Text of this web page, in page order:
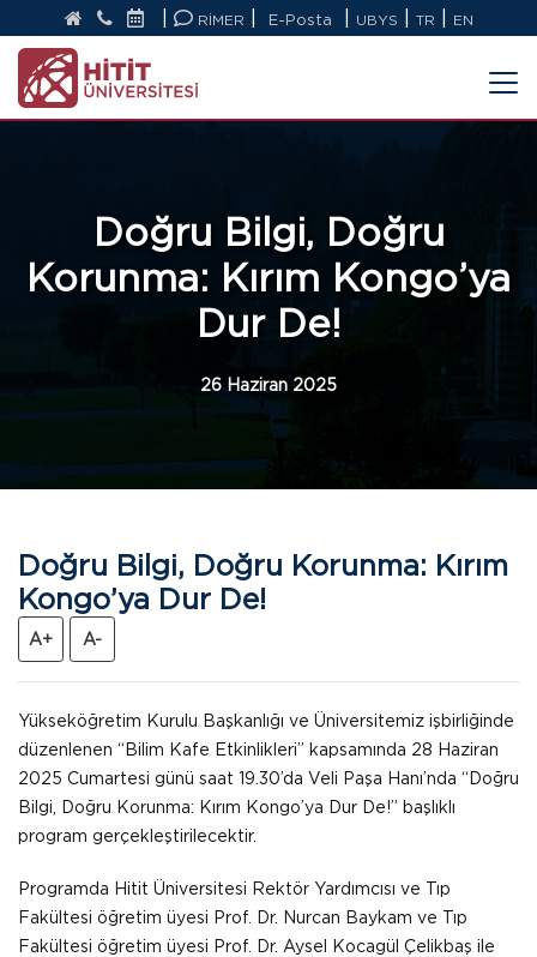
RİMER E-Posta UBYS TR EN
Doğru Bilgi, Doğru
Korunma: Kırım Kongo’ya
Dur De!
26 Haziran 2025
Doğru Bilgi, Doğru Korunma: Kırım
Kongo’ya Dur De!
A+ A-
Yükseköğretim Kurulu Başkanlığı ve Üniversitemiz işbirliğinde
düzenlenen “Bilim Kafe Etkinlikleri” kapsamında 28 Haziran
2025 Cumartesi günü saat 19.30’da Veli Paşa Hanı’nda “Doğru
Bilgi, Doğru Korunma: Kırım Kongo’ya Dur De!” başlıklı
program gerçekleştirilecektir.
Programda Hitit Üniversitesi Rektör Yardımcısı ve Tıp
Fakültesi öğretim üyesi Prof. Dr. Nurcan Baykam ve Tıp
Fakültesi öğretim üyesi Prof. Dr. Aysel Kocagül Çelikbaş ile